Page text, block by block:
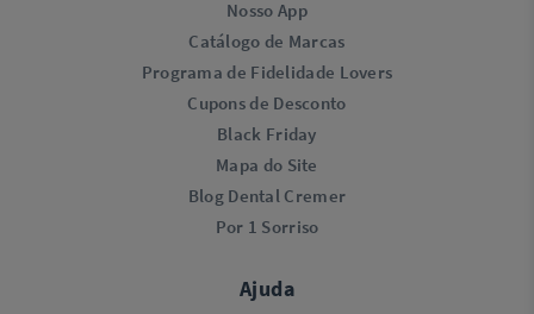
Nosso App
Catálogo de Marcas
Programa de Fidelidade Lovers​
Cupons de Desconto
Black Friday
Mapa do Site
Blog Dental Cremer
Por 1 Sorriso
Ajuda